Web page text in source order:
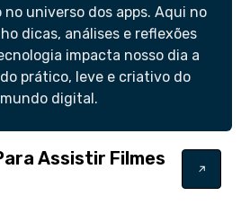
no universo dos apps. Aqui no
dicas, análises e reflexões
impacta nosso dia a
prático, leve e criativo do
mundo digital.
Assistir Filmes